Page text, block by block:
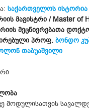
საქართველოს ისტორია
მაგისტრი / Master of
მეცნიერებათა
პროფ. ბონდო
თაბუაშვილი
მოდულისათვის